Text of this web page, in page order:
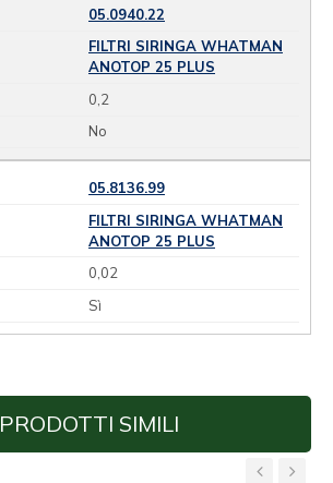
05.0940.22
FILTRI SIRINGA WHATMAN
ANOTOP 25 PLUS
0,2
No
05.8136.99
FILTRI SIRINGA WHATMAN
ANOTOP 25 PLUS
0,02
Sì
PRODOTTI SIMILI